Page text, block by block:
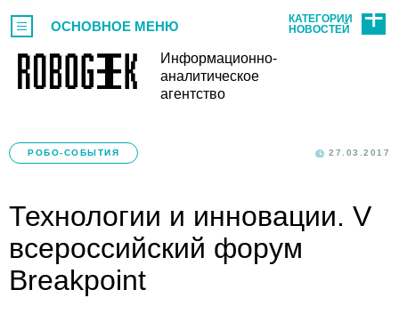
Информационно-
аналитическое
агентство
ОСНОВНОЕ МЕНЮ
КАТЕГОРИИ
НОВОСТЕЙ
РОБО-СОБЫТИЯ 27.03.2017
Технологии и инновации. V
всероссийский форум
Breakpoint